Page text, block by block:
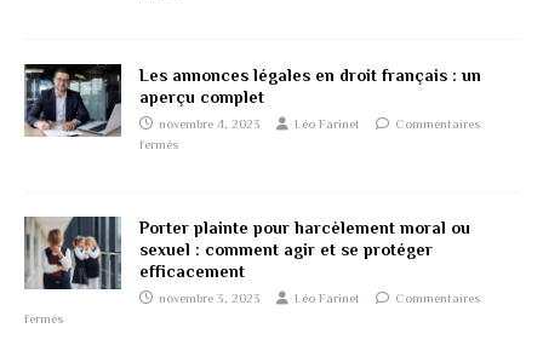
Les annonces légales en droit français : un
aperçu complet
novembre 4, 2023 Léo Farinet
Commentaires
fermés
Porter plainte pour harcèlement moral ou
sexuel : comment agir et se protéger
efficacement
novembre 3, 2023 Léo Farinet
Commentaires
fermés